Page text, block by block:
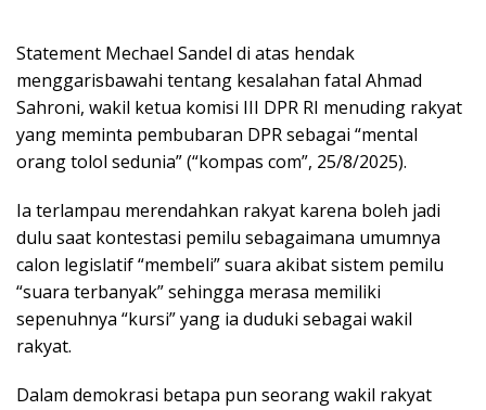
Statement Mechael Sandel di atas hendak
menggarisbawahi tentang kesalahan fatal Ahmad
Sahroni, wakil ketua komisi III DPR RI menuding rakyat
yang meminta pembubaran DPR sebagai “mental
orang tolol sedunia” (“kompas com”, 25/8/2025).
Ia terlampau merendahkan rakyat karena boleh jadi
dulu saat kontestasi pemilu sebagaimana umumnya
calon legislatif “membeli” suara akibat sistem pemilu
“suara terbanyak” sehingga merasa memiliki
sepenuhnya “kursi” yang ia duduki sebagai wakil
rakyat.
Dalam demokrasi betapa pun seorang wakil rakyat